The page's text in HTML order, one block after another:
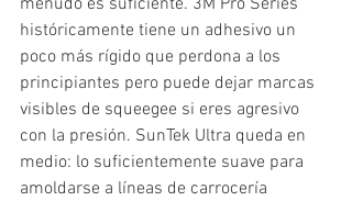
históricamente tiene un adhesivo un
poco más rígido que perdona a los
principiantes pero puede dejar marcas
visibles de squeegee si eres agresivo
con la presión. SunTek Ultra queda en
medio: lo suficientemente suave para
amoldarse a líneas de carrocería